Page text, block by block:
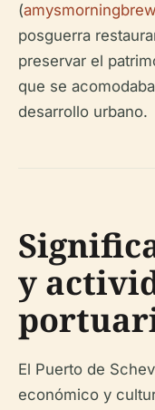
(
posguerra
preservar el
que se
desarrollo urbano.
y
El Puerto de
económico y